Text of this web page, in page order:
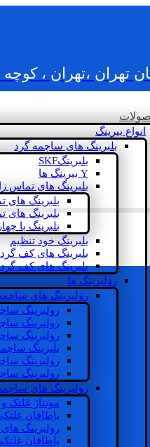
تهران ،تهران ،
انواع بیرینگ
بلبرینگ های ساچمه گرد
بلبرینگSKF
Y بیرینگ ها
بلبرینگ های تماس
بلبرینگ های
بلبرینگ های
بلبرینگ با
بلبرینگ خود تنظیم
بلبرینگ های کف گرد
بلبرینگ های کف
رولبرینگ ها
رولبرینگ های
رولبرینگ
رولبرینگ
رولبرینگ
بلبرینگ
رولبرینگ
رولبرینگ
رولبرینگ های
مونتاژ
یاطاقان
رولبرینگ
یاطاقان